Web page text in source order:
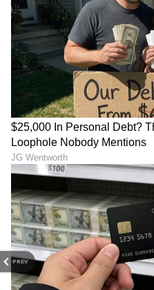
PREV
DOWNLOAD APP
RECOMMENDED STORIES
South Indian Earrings:
ಕಡಿಮೆ ತೂಕ, ಹೆಚ್ಚು ಅಂದ!
ದಿನನಿತ್ಯದ ಬಳಕೆಗೆ 5 ಸೌತ್
ಇಂಡಿಯನ್ ಓಲೆ ಡಿಸೈನ್ಸ್